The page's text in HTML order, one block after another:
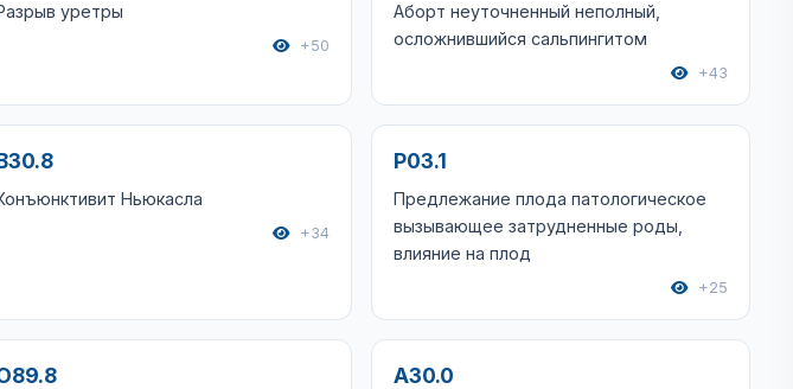
уретры
+50
Аборт неуточненный неполный,
осложнившийся сальпингитом
+43
Ньюкасла
+34
P03.1
Предлежание плода патологическое
вызывающее затрудненные роды,
влияние на плод
+25
A30.0